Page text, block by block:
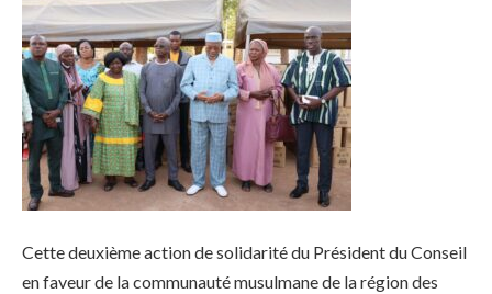
Cette deuxième action de solidarité du Président du Conseil
en faveur de la communauté musulmane de la région des